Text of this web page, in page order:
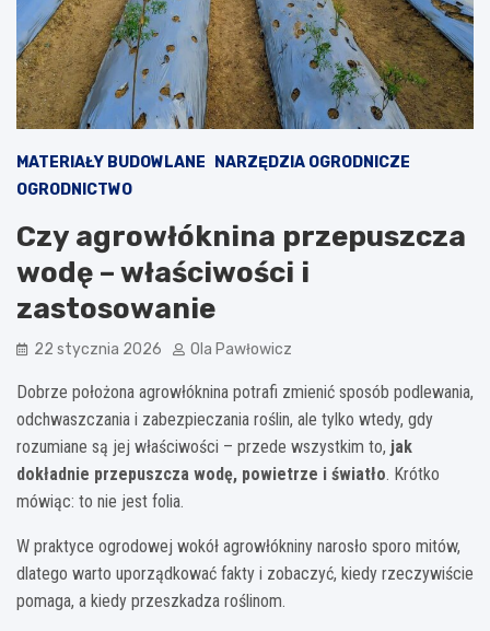
MATERIAŁY BUDOWLANE
NARZĘDZIA OGRODNICZE
OGRODNICTWO
Czy agrowłóknina przepuszcza
wodę – właściwości i
zastosowanie
22 stycznia 2026 Ola Pawłowicz
Dobrze położona agrowłóknina potrafi zmienić sposób podlewania,
odchwaszczania i zabezpieczania roślin, ale tylko wtedy, gdy
rozumiane są jej właściwości – przede wszystkim to, jak
dokładnie przepuszcza wodę, powietrze i światło. Krótko
mówiąc: to nie jest folia.
W praktyce ogrodowej wokół agrowłókniny narosło sporo mitów,
dlatego warto uporządkować fakty i zobaczyć, kiedy rzeczywiście
pomaga, a kiedy przeszkadza roślinom.